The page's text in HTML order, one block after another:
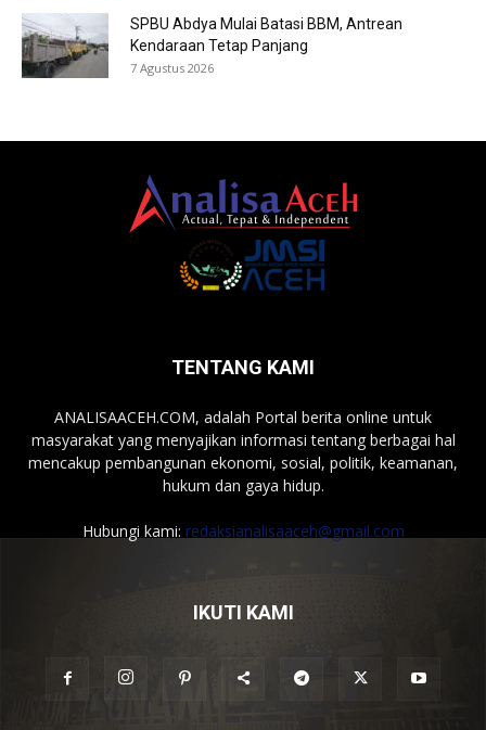
SPBU Abdya Mulai Batasi BBM, Antrean
Kendaraan Tetap Panjang
7 Agustus 2026
TENTANG KAMI
ANALISAACEH.COM, adalah Portal berita online untuk
masyarakat yang menyajikan informasi tentang berbagai hal
mencakup pembangunan ekonomi, sosial, politik, keamanan,
hukum dan gaya hidup.
Hubungi kami: redaksianalisaaceh@gmail.com
IKUTI KAMI